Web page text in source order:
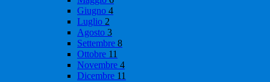
Giugno 4
Luglio 2
Agosto 3
Settembre 8
Ottobre 11
Novembre 4
Dicembre 11